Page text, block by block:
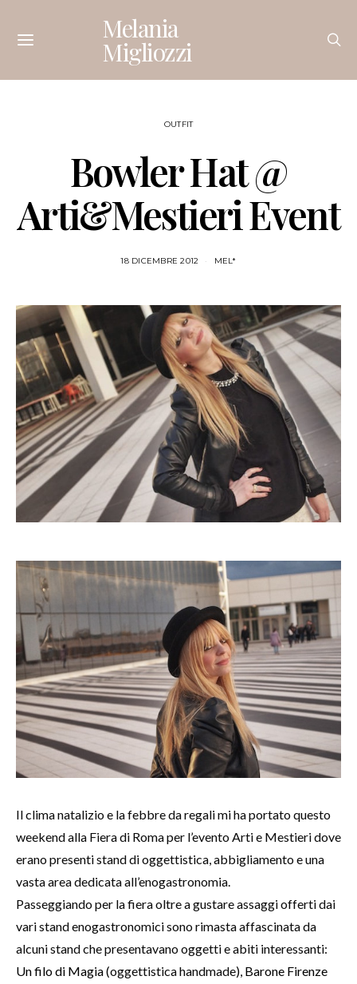
Melania
Migliozzi
OUTFIT
Bowler Hat @
Arti&Mestieri Event
18 DICEMBRE 2012 MEL*
Il clima natalizio e la febbre da regali mi ha portato questo
weekend alla Fiera di Roma per l’evento Arti e Mestieri dove
erano presenti stand di oggettistica, abbigliamento e una
vasta area dedicata all’enogastronomia.
Passeggiando per la fiera oltre a gustare assaggi offerti dai
vari stand enogastronomici sono rimasta affascinata da
alcuni stand che presentavano oggetti e abiti interessanti:
Un filo di Magia(oggettistica handmade), Barone Firenze